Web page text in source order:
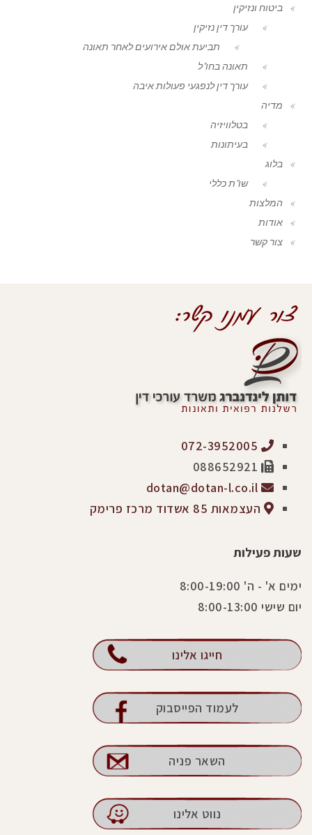
ביטוח ונזיקין
עורך דין נזיקין
תביעת אולם אירועים לאחר תאונה
תאונה בחו"ל
עורך דין לנפגעי פעולות איבה
מדיה
בטלוויזיה
בעיתונות
בלוג
שו"ת כללי
המלצות
אודות
צור קשר
העצמאות 85 אשדוד מרכז פרימק
שעות פעילות
ימים א' - ה' 8:00-19:00
יום שישי 8:00-13:00
חייגו אלינו
לעמוד הפייסבוק
השאר פניה
נווט אלינו